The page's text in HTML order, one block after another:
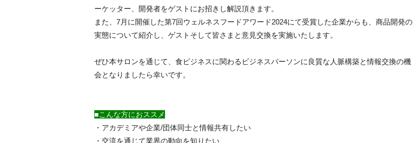
ーケッター、開発者をゲストにお招きし解説頂きます。
また、7月に開催した第7回ウェルネスフードアワード2024にて受賞した企業からも、商品開発の
実態について紹介し、ゲストそして皆さまと意見交換を実施いたします。
ぜひ本サロンを通じて、食ビジネスに関わるビジネスパーソンに良質な人脈構築と情報交換の機
会となりましたら幸いです。
■こんな方におススメ
・アカデミアや企業/団体同士と情報共有したい
・交流を通じて業界の動向を知りたい